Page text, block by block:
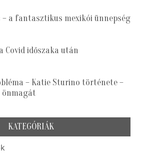
– a fantasztikus mexikói ünnepség
Covid időszaka után
– Katie Sturino története –
önmagát
KATEGÓRIÁK